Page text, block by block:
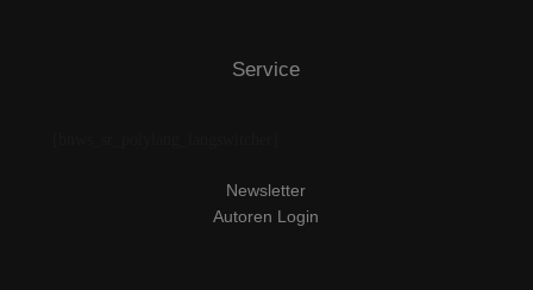
Service
Newsletter
Autoren Login